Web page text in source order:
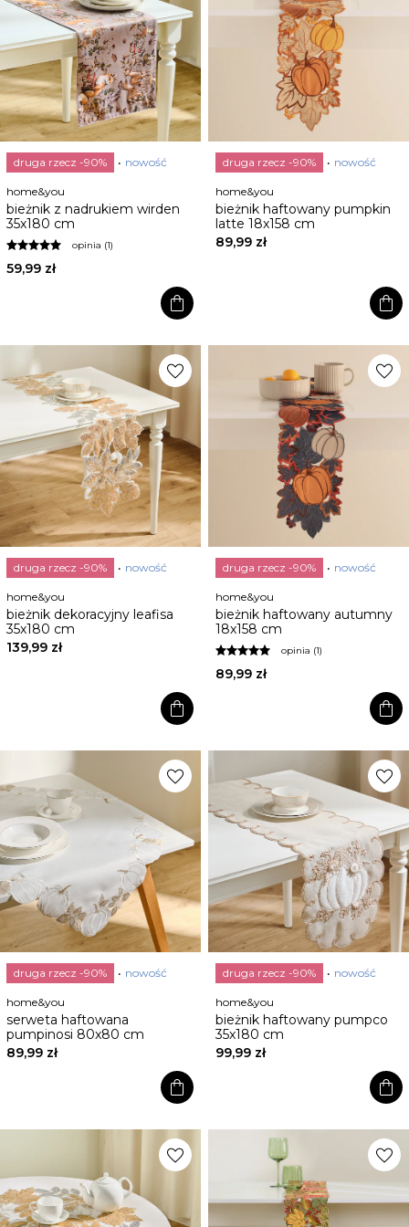
druga rzecz -90% nowość
home&you
bieżnik z nadrukiem wirden
35x180 cm
opinia (1)
59,99 zł
shopping_bag
druga rzecz -90% nowość
home&you
bieżnik haftowany pumpkin
latte 18x158 cm
89,99 zł
shopping_bag
favorite
druga rzecz -90% nowość
home&you
bieżnik dekoracyjny leafisa
35x180 cm
139,99 zł
shopping_bag
favorite
druga rzecz -90% nowość
home&you
bieżnik haftowany autumny
18x158 cm
opinia (1)
89,99 zł
shopping_bag
favorite
druga rzecz -90% nowość
home&you
serweta haftowana
pumpinosi 80x80 cm
89,99 zł
shopping_bag
favorite
druga rzecz -90% nowość
home&you
bieżnik haftowany pumpco
35x180 cm
99,99 zł
shopping_bag
favorite favorite